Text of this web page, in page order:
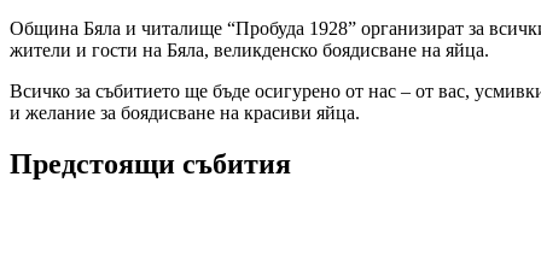
Община Бяла и читалище “Пробуда 1928” организират за
жители и гости на Бяла, великденско боядисване на яйца.
Всичко за събитието ще бъде осигурено от нас – от вас,
и желание за боядисване на красиви яйца.
Предстоящи събития